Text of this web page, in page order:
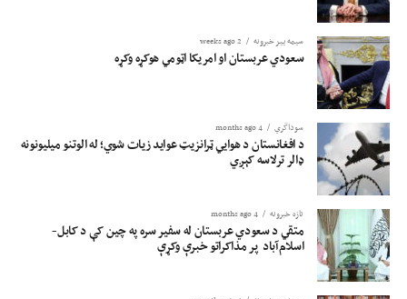
سیمه ییز خبرونه 2 weeks ago
سعودي عربستان او امریکا اټومي هوکړه وکړه
سوداگري 4 months ago
د افغانستان د هوايي ټرانزیټ عواید زیات شوي؛ له الوتنو میلیونونه
ډالر ترلاسه کېږي
تازه خبرونه 4 months ago
متقي د سعودي عربستان له سفیر سره په چین کې د کابل-
اسلام‌آباد پر مذاکراتو خبرې وکړې